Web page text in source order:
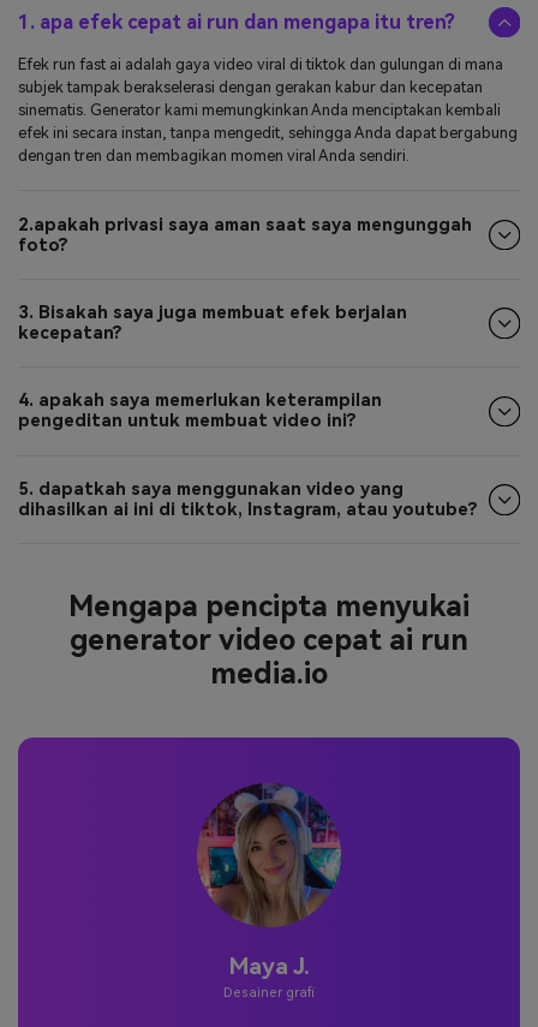
1. apa efek cepat ai run dan mengapa itu tren?
Efek run fast ai adalah gaya video viral di tiktok dan gulungan di mana
subjek tampak berakselerasi dengan gerakan kabur dan kecepatan
sinematis. Generator kami memungkinkan Anda menciptakan kembali
efek ini secara instan, tanpa mengedit, sehingga Anda dapat bergabung
dengan tren dan membagikan momen viral Anda sendiri.
2.apakah privasi saya aman saat saya mengunggah
foto?
3. Bisakah saya juga membuat efek berjalan
kecepatan?
4. apakah saya memerlukan keterampilan
pengeditan untuk membuat video ini?
5. dapatkah saya menggunakan video yang
dihasilkan ai ini di tiktok, Instagram, atau youtube?
Mengapa pencipta menyukai
generator video cepat ai run
media.io
Maya J.
Desainer grafi